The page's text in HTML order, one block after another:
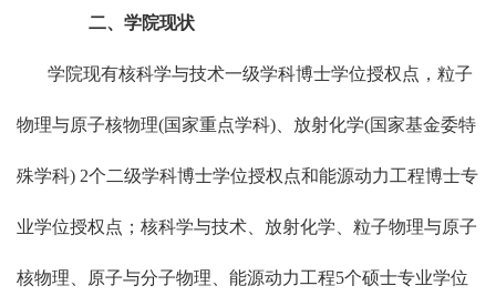
二、学院现状
学院现有核科学与技术一级学科博士学位授权点，粒子
物理与原子核物理(国家重点学科)、放射化学(国家基金委特
殊学科) 2个二级学科博士学位授权点和能源动力工程博士专
业学位授权点；核科学与技术、放射化学、粒子物理与原子
核物理、原子与分子物理、能源动力工程5个硕士专业学位